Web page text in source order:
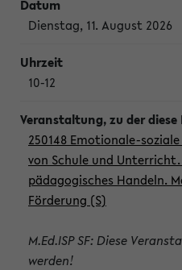
Dienstag, 11. August 2026
10-12
250148 Emotionale-
von Schule und
pädagogisches Handeln.
Förderung (S)
M.Ed.ISP SF: Diese
werden!